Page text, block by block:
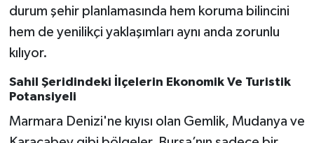
durum şehir planlamasında hem koruma bilincini
hem de yenilikçi yaklaşımları aynı anda zorunlu
kılıyor.
Sahil Şeridindeki İlçelerin Ekonomik Ve Turistik
Potansiyeli
Marmara Denizi'ne kıyısı olan Gemlik, Mudanya ve